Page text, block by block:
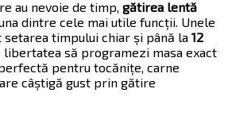
au nevoie de timp, gătirea lentă
dintre cele mai utile funcții. Unele
timpului chiar și până la 12
libertatea să programezi masa exact
pentru tocănițe, carne
câștigă gust prin gătire